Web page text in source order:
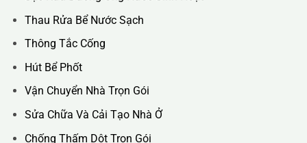
Vệ Sinh Sau Xây Dựng
Đánh Bóng Và Phục Hồi Sàn Đá
Giặt Thảm, Giặt Đệm, Giặt Rèm, Giặt Sofa
Sục Rửa Đường Ống Nước Sinh Hoạt
Thau Rửa Bể Nước Sạch